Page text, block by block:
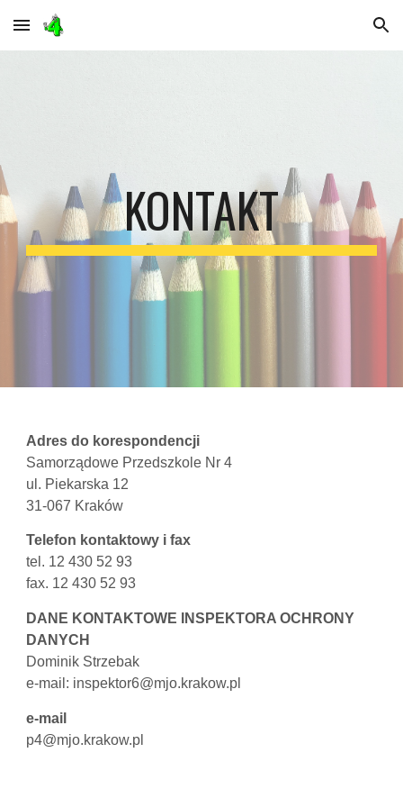
Skip to main content Skip to navigation
KONTAKT
Adres do korespondencji
Samorządowe Przedszkole Nr 4
ul. Piekarska 12
31-067 Kraków
Telefon kontaktowy i fax
tel. 12 430 52 93
fax. 12 430 52 93
DANE KONTAKTOWE INSPEKTORA OCHRONY
DANYCH
Dominik Strzebak
e-mail: inspektor6@mjo.krakow.pl
e-mail
p4@mjo.krakow.pl